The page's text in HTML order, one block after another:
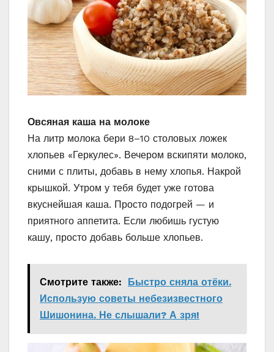
Овсяная каша на молоке
На литр молока бери 8–10 столовых ложек
хлопьев «Геркулес». Вечером вскипяти молоко,
сними с плиты, добавь в нему хлопья. Накрой
крышкой. Утром у тебя будет уже готова
вкуснейшая каша. Просто подогрей — и
приятного аппетита. Если любишь густую
кашу, просто добавь больше хлопьев.
Смотрите также:
Быстро сняла отёки.
Использую советы небезизвестного
Шишонина. Не слышали? А зря!